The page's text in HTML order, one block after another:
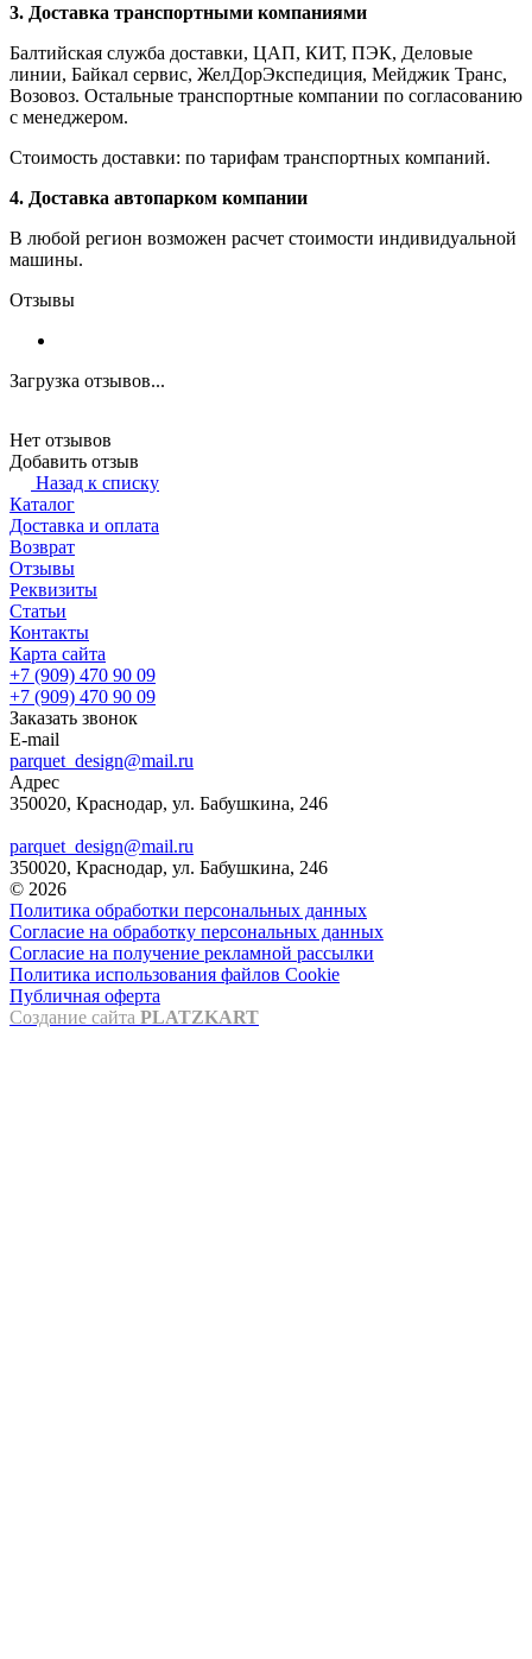
3. Доставка транспортными компаниями
Балтийская служба доставки, ЦАП, КИТ, ПЭК, Деловые
линии, Байкал сервис, ЖелДорЭкспедиция, Мейджик Транс,
Возовоз. Остальные транспортные компании по согласованию
с менеджером.
Стоимость доставки: по тарифам транспортных компаний.
4. Доставка автопарком компании
В любой регион возможен расчет стоимости индивидуальной
машины.
Отзывы
Загрузка отзывов...
Нет отзывов
Добавить отзыв
Назад к списку
Каталог
Доставка и оплата
Возврат
Отзывы
Реквизиты
Статьи
Контакты
Карта сайта
+7 (909) 470 90 09
+7 (909) 470 90 09
Заказать звонок
E-mail
parquet_design@mail.ru
Адрес
350020, Краснодар, ул. Бабушкина, 246
parquet_design@mail.ru
350020, Краснодар, ул. Бабушкина, 246
© 2026
Политика обработки персональных данных
Согласие на обработку персональных данных
Согласие на получение рекламной рассылки
Политика использования файлов Cookie
Публичная оферта
Создание сайта PLATZKART